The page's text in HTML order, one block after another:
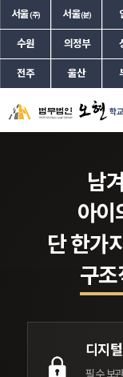
서울(주) 서울(분)
수원 의정부
전주 울산
학교폭력
한 팀으로
학
법무법
자녀의
자녀의 미래
이태수 변호사
가정법원장 역임
서울가정법원 수석부
서울고등법원 판사
남
아이
단 한가
구
디지
필수 보